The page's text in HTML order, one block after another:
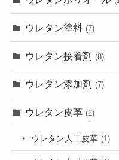
ウレタン塗料 (7)
ウレタン接着剤 (8)
ウレタン添加剤 (7)
ウレタン皮革 (2)
ウレタン人工皮革 (1)